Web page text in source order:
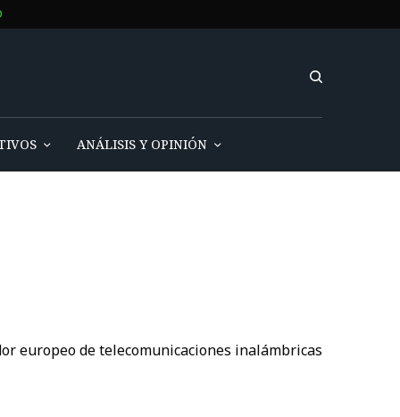
ANÁLISIS Y OPINIÓN
europeo de telecomunicaciones inalámbricas